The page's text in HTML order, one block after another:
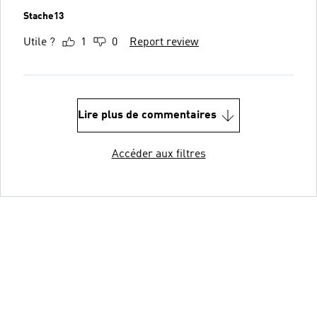
Stache13
Utile ? 1 0 Report review
Lire plus de commentaires
Accéder aux filtres